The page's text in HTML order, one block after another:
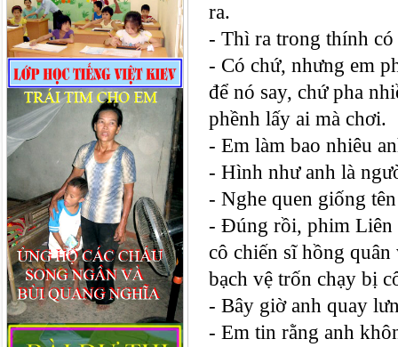
ra.
- Thì ra trong thính có
- Có chứ, nhưng em
để nó say, chứ pha
phềnh lấy ai mà chơi.
- Em làm bao nhiêu
- Hình như anh là
- Nghe quen giống
- Đúng rồi, phim Liên
cô chiến sĩ hồng
bạch vệ trốn chạy bị
- Bây giờ anh quay
- Em tin rằng anh